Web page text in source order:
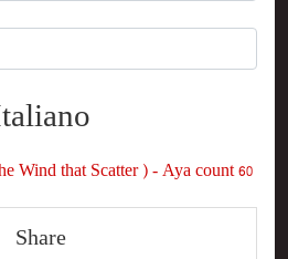
Wind that Scatter ) - Aya count 60
Share